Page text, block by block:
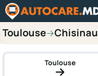
Toulouse→Chisinau
Toulouse